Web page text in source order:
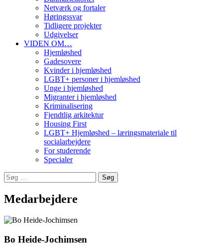
Netværk og fortaler
Høringssvar
Tidligere projekter
Udgivelser
VIDEN OM…
Hjemløshed
Gadesovere
Kvinder i hjemløshed
LGBT+ personer i hjemløshed
Unge i hjemløshed
Migranter i hjemløshed
Kriminalisering
Fjendtlig arkitektur
Housing First
LGBT+ Hjemløshed – læringsmateriale til
socialarbejdere
For studerende
Specialer
Søg
efter:
Medarbejdere
Bo Heide-Jochimsen